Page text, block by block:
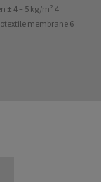
± 4 – 5 kg/m² 4
membrane 6